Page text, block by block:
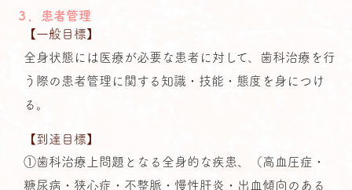
３．患者管理
【一般目標】
全身状態には医療が必要な患者に対して、歯科治療を行
う際の患者管理に関する知識・技能・態度を身につけ
る。
【到達目標】
①歯科治療上問題となる全身的な疾患、（高血圧症・
糖尿病・狭心症・不整脈・慢性肝炎・出血傾向のある